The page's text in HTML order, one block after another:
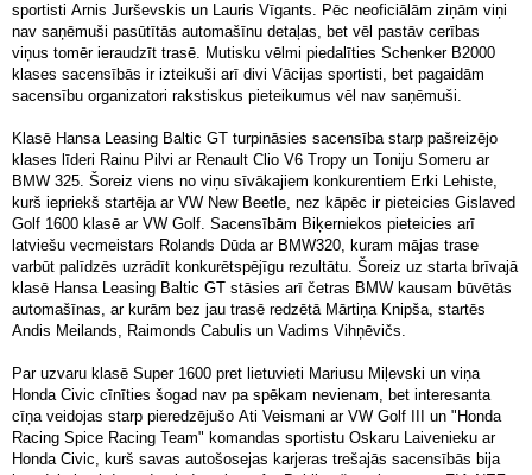
sportisti Arnis Jurševskis un Lauris Vīgants. Pēc neoficiālām ziņām viņi
nav saņēmuši pasūtītās automašīnu detaļas, bet vēl pastāv cerības
viņus tomēr ieraudzīt trasē. Mutisku vēlmi piedalīties Schenker B2000
klases sacensībās ir izteikuši arī divi Vācijas sportisti, bet pagaidām
sacensību organizatori rakstiskus pieteikumus vēl nav saņēmuši.
Klasē Hansa Leasing Baltic GT turpināsies sacensība starp pašreizējo
klases līderi Rainu Pilvi ar Renault Clio V6 Tropy un Toniju Someru ar
BMW 325. Šoreiz viens no viņu sīvākajiem konkurentiem Erki Lehiste,
kurš iepriekš startēja ar VW New Beetle, nez kāpēc ir pieteicies Gislaved
Golf 1600 klasē ar VW Golf. Sacensībām Biķerniekos pieteicies arī
latviešu vecmeistars Rolands Dūda ar BMW320, kuram mājas trase
varbūt palīdzēs uzrādīt konkurētspējīgu rezultātu. Šoreiz uz starta brīvajā
klasē Hansa Leasing Baltic GT stāsies arī četras BMW kausam būvētās
automašīnas, ar kurām bez jau trasē redzētā Mārtiņa Knipša, startēs
Andis Meilands, Raimonds Cabulis un Vadims Vihņēvičs.
Par uzvaru klasē Super 1600 pret lietuvieti Mariusu Miļevski un viņa
Honda Civic cīnīties šogad nav pa spēkam nevienam, bet interesanta
cīņa veidojas starp pieredzējušo Ati Veismani ar VW Golf III un "Honda
Racing Spice Racing Team" komandas sportistu Oskaru Laivenieku ar
Honda Civic, kurš savas autošosejas karjeras trešajās sacensībās bija